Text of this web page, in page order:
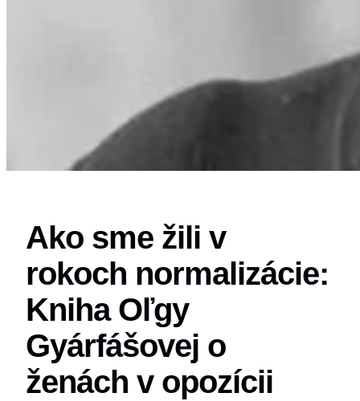
Ako sme žili v
rokoch normalizácie:
Kniha Oľgy
Gyárfášovej o
ženách v opozícii